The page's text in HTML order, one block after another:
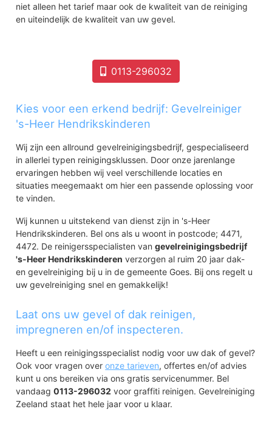
niet alleen het tarief maar ook de kwaliteit van de reiniging
en uiteindelijk de kwaliteit van uw gevel.
0113-296032
Kies voor een erkend bedrijf: Gevelreiniger
's-Heer Hendrikskinderen
Wij zijn een allround gevelreinigingsbedrijf, gespecialiseerd
in allerlei typen reinigingsklussen. Door onze jarenlange
ervaringen hebben wij veel verschillende locaties en
situaties meegemaakt om hier een passende oplossing voor
te vinden.
Wij kunnen u uitstekend van dienst zijn in 's-Heer
Hendrikskinderen. Bel ons als u woont in postcode; 4471,
4472. De reinigersspecialisten vangevelreinigingsbedrijf
's-Heer Hendrikskinderen verzorgen al ruim 20 jaar dak-
en gevelreiniging bij u in de gemeente Goes. Bij ons regelt u
uw gevelreiniging snel en gemakkelijk!
Laat ons uw gevel of dak reinigen,
impregneren en/of inspecteren.
Heeft u een reinigingsspecialist nodig voor uw dak of gevel?
Ook voor vragen overonze tarieven, offertes en/of advies
kunt u ons bereiken via ons gratis servicenummer. Bel
vandaag0113-296032 voor graffiti reinigen. Gevelreiniging
Zeeland staat het hele jaar voor u klaar.